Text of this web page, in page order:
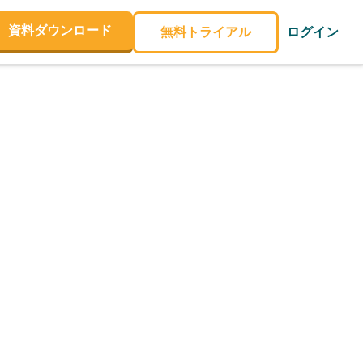
資料ダウンロード 無料トライアル ログイン